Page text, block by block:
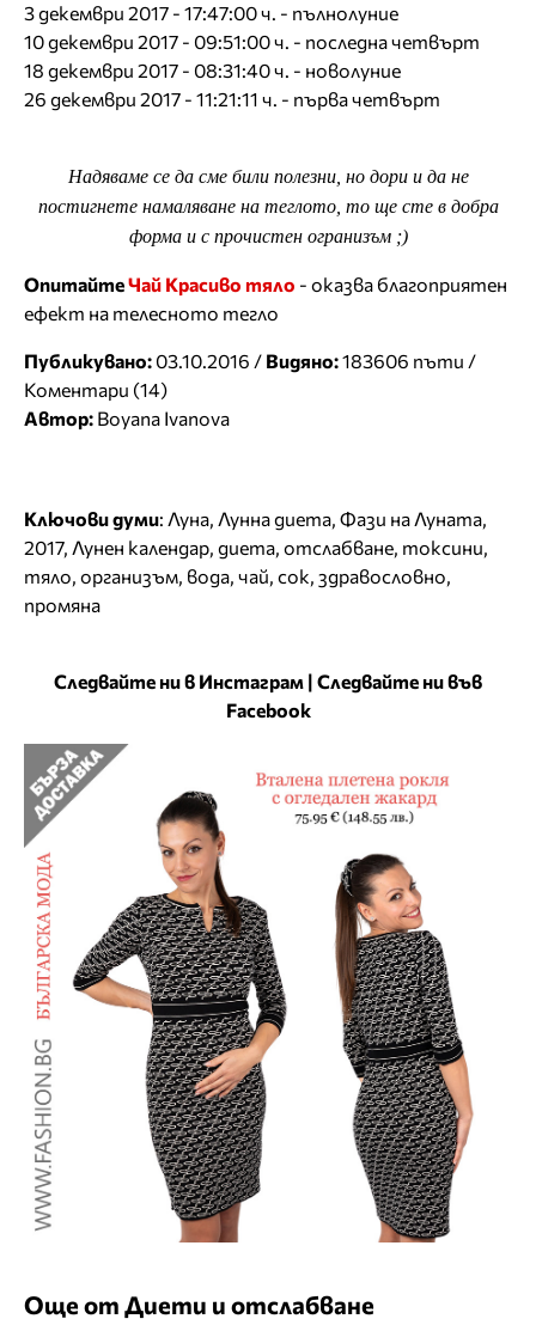
3 декември 2017 - 17:47:00 ч. - пълнолуние
10 декември 2017 - 09:51:00 ч. - последна четвърт
18 декември 2017 - 08:31:40 ч. - новолуние
26 декември 2017 - 11:21:11 ч. - първа четвърт
Надяваме се да сме били полезни, но дори и да не
постигнете намаляване на теглото, то ще сте в добра
форма и с прочистен огранизъм ;)
ОпитайтеЧай Красиво тяло - оказва благоприятен
ефект на телесното тегло
Публикувано: 03.10.2016 / Видяно:183606 пъти /
Коментари (14)
Автор: Boyana Ivanova
Ключови думи: Луна, Лунна диета, Фази на Луната,
2017, Лунен календар, диета, отслабване, токсини,
тяло, организъм, вода, чай, сок, здравословно,
промяна
Следвайте ни в Инстаграм | Следвайте ни във
Facebook
Още от Диети и отслабване